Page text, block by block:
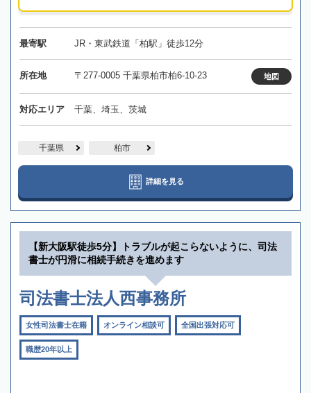
最寄駅 JR・東武鉄道「柏駅」徒歩12分
所在地 〒277-0005 千葉県柏市柏6-10-23 地図
対応エリア 千葉、埼玉、茨城
千葉県 柏市
詳細を見る
【新大阪駅徒歩5分】トラブルが起こらないように、司法
書士が円滑に相続手続きを進めます
司法書士法人西事務所
女性司法書士在籍 オンライン相談可 全国出張対応可
職歴20年以上